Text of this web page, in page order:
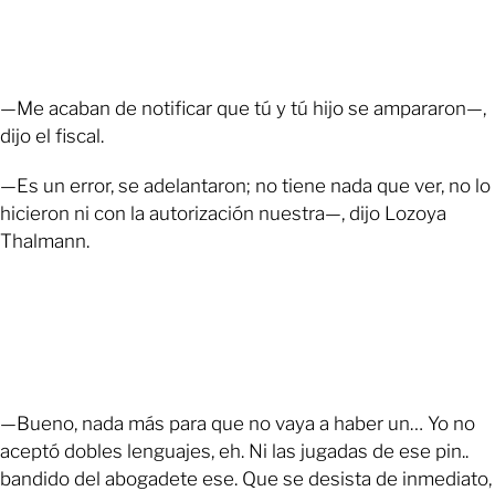
—Me acaban de notificar que tú y tú hijo se ampararon—,
dijo el fiscal.
—Es un error, se adelantaron; no tiene nada que ver, no lo
hicieron ni con la autorización nuestra—, dijo Lozoya
Thalmann.
—Bueno, nada más para que no vaya a haber un… Yo no
aceptó dobles lenguajes, eh. Ni las jugadas de ese pin..
bandido del abogadete ese. Que se desista de inmediato,